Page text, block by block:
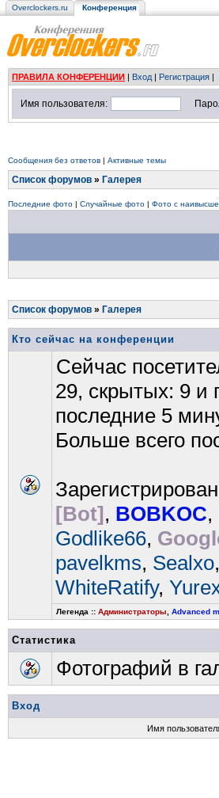
Overclockers.ru Конференция
ПРАВИЛА КОНФЕРЕНЦИИ | Вход | Регистрация |
Имя пользователя:
Сообщения без ответов | Активные темы
Список форумов » Галерея
Последние фото | Случайные фото | Фото с
Список форумов » Галерея
Кто сейчас на конференции
Сейчас
29, скрытых: 9 и
последние 5
Больше всего
[Bot], BOBKOC,
Godlike66,
pavelkms, Sealxo,
WhiteRatify,
Легенда :: Администраторы Advanced
Статистика
Фотографий в
Вход
Имя